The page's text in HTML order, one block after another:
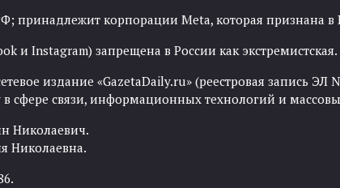
принадлежит корпорации Meta, которая признана в
и Instagram) запрещена в России как экстремистская.
издание «GazetaDaily.ru» (реестровая запись ЭЛ
сфере связи, информационных технологий и
Николаевич.
Николаевна.